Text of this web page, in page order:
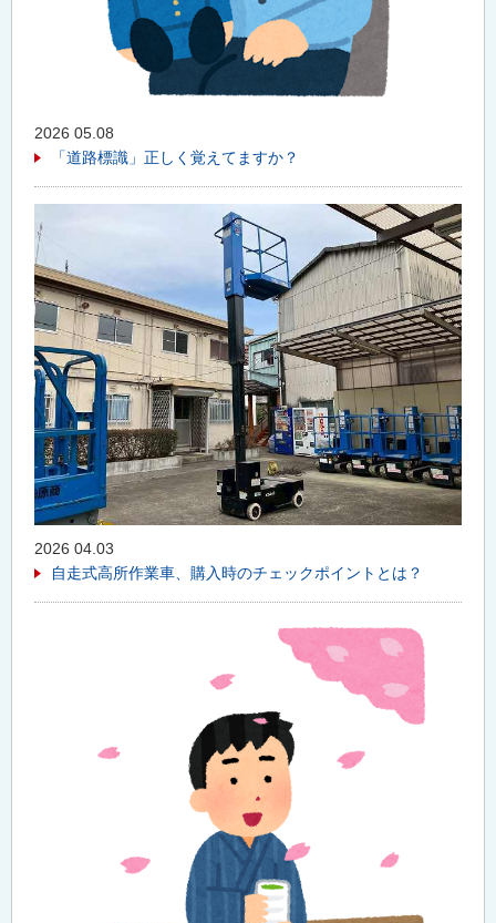
2026 05.08
「道路標識」正しく覚えてますか？
2026 04.03
自走式高所作業車、購入時のチェックポイントとは？